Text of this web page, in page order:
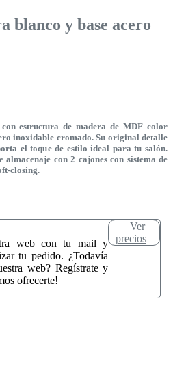
blanco y base acero
estructura de madera de MDF color
inoxidable cromado. Su original detalle
el toque de estilo ideal para tu salón.
almacenaje con 2 cajones con sistema de
closing.
web con tu mail y
tu pedido. ¿Todavía
web? Regístrate y
ofrecerte!
Ver
precios